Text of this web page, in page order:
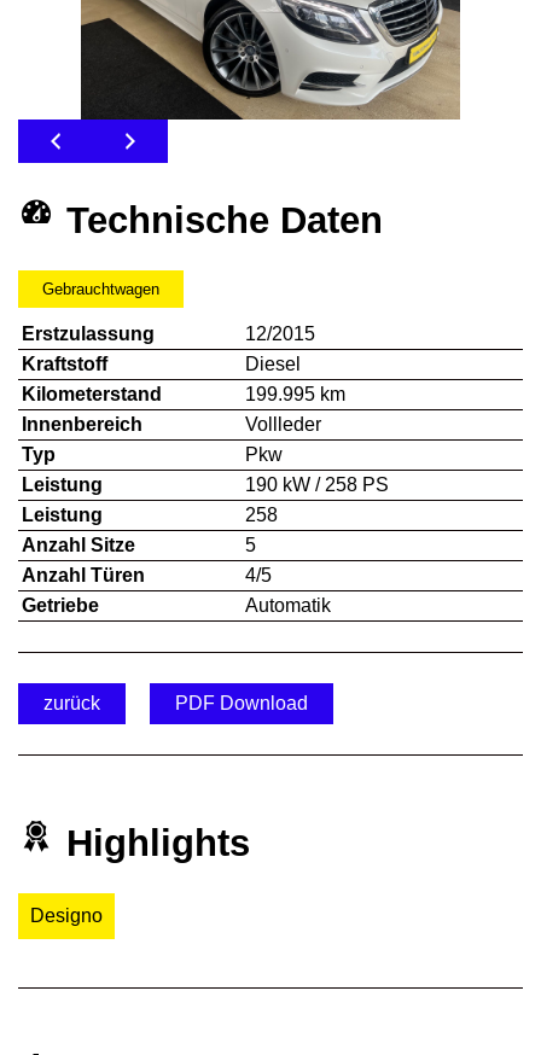
Technische Daten
Gebrauchtwagen
Erstzulassung
12/2015
Kraftstoff
Diesel
Kilometerstand
199.995 km
Innenbereich
Vollleder
Typ
Pkw
Leistung
190 kW / 258 PS
Leistung
258
Anzahl Sitze
5
Anzahl Türen
4/5
Getriebe
Automatik
zurück PDF Download
Highlights
Designo